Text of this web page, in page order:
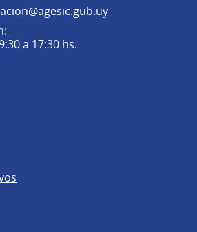
(Abrir en una
a 17:30 hs.
Ciudadana Digital en X
Ciudadana Digital en Facebook
Ciudadana Digital en